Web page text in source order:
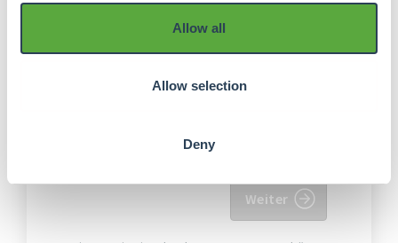
Allow all
Allow selection
Deny
Ich stimme denAllgemeine
Crowdrealestate
Geschäftsbedingungen Online-
Weiter